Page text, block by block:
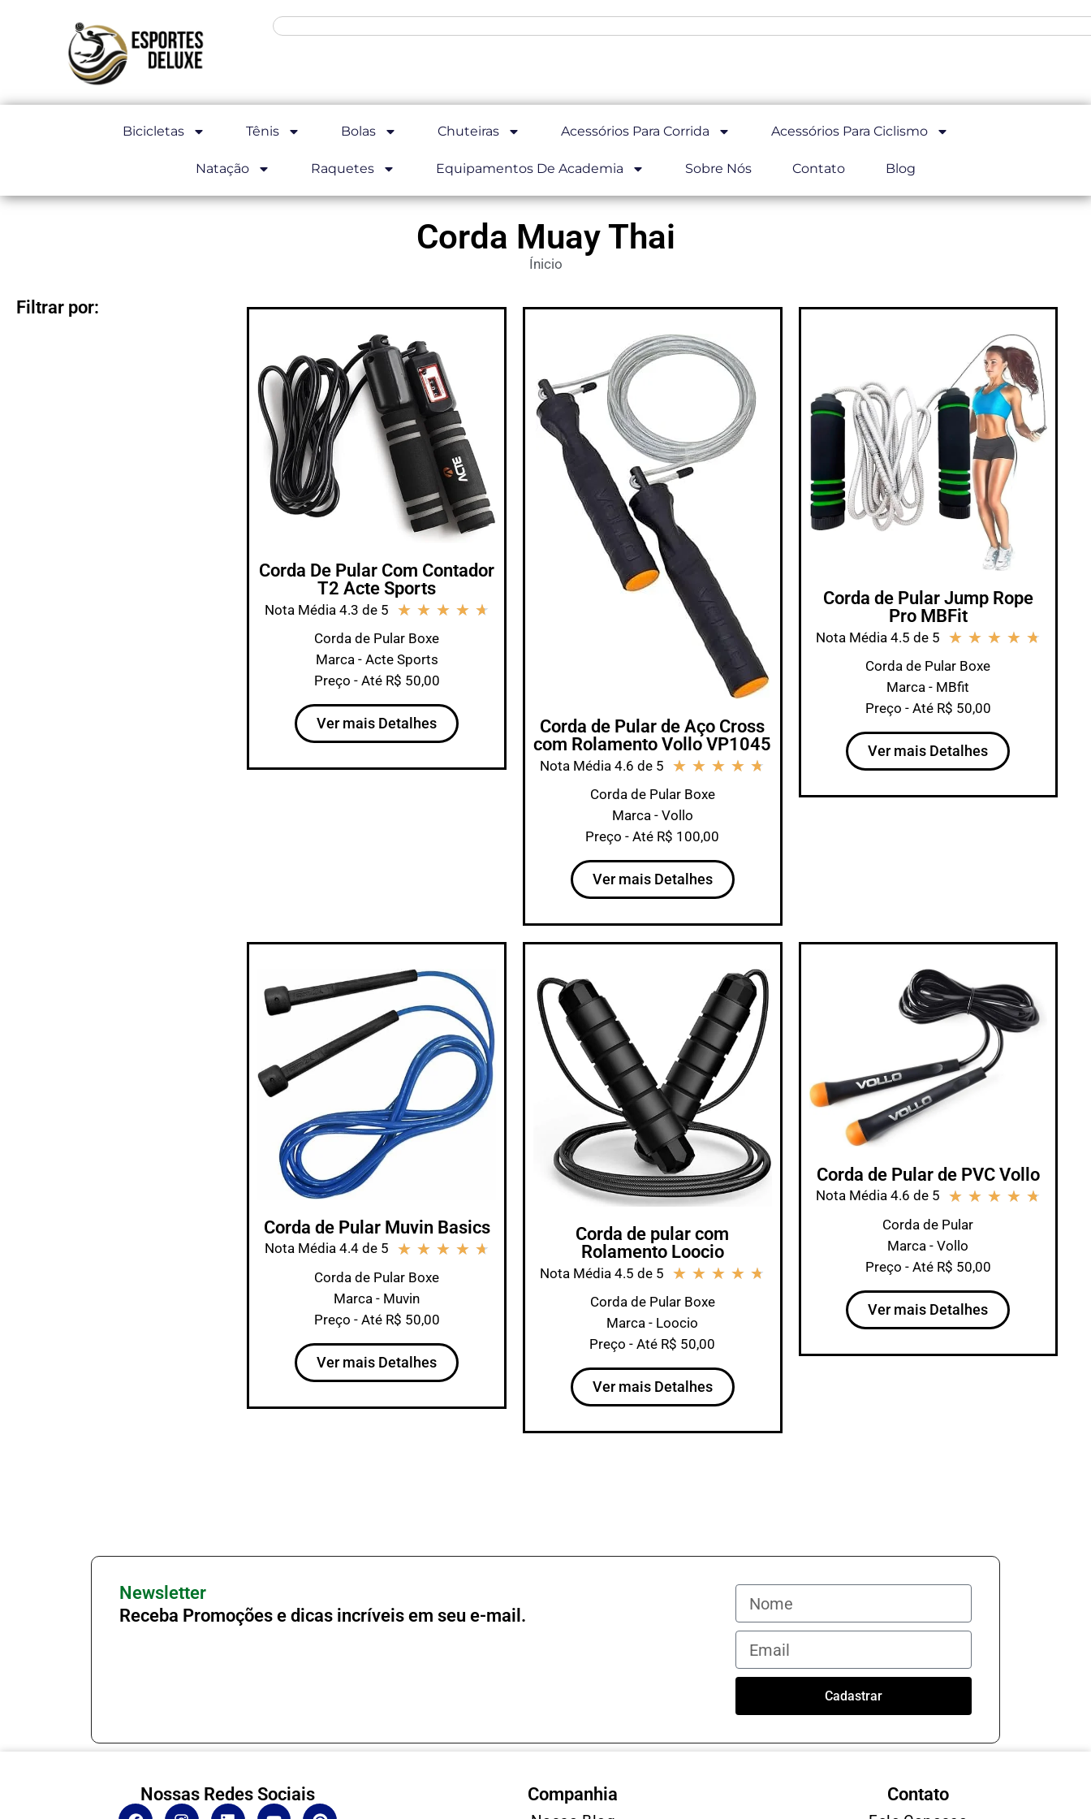
Bicicletas Tênis Bolas Chuteiras Acessórios Para Corrida Acessórios Para Ciclismo
Natação Raquetes Equipamentos De Academia Sobre Nós Contato Blog
Corda Muay Thai
Ínicio
Filtrar por:
Corda De Pular Com Contador
T2 Acte Sports
Nota Média 4.3 de 5 ★ ★ ★ ★ ★
Corda de Pular Boxe
Marca - Acte Sports
Preço - Até R$ 50,00
Ver mais Detalhes
Corda de Pular de Aço Cross
com Rolamento Vollo VP1045
Nota Média 4.6 de 5 ★ ★ ★ ★ ★
Corda de Pular Boxe
Marca - Vollo
Preço - Até R$ 100,00
Ver mais Detalhes
Corda de Pular Jump Rope
Pro MBFit
Nota Média 4.5 de 5 ★ ★ ★ ★ ★
Corda de Pular Boxe
Marca - MBfit
Preço - Até R$ 50,00
Ver mais Detalhes
Corda de Pular Muvin Basics
Nota Média 4.4 de 5 ★ ★ ★ ★ ★
Corda de Pular Boxe
Marca - Muvin
Preço - Até R$ 50,00
Ver mais Detalhes
Corda de pular com
Rolamento Loocio
Nota Média 4.5 de 5 ★ ★ ★ ★ ★
Corda de Pular Boxe
Marca - Loocio
Preço - Até R$ 50,00
Ver mais Detalhes
Corda de Pular de PVC Vollo
Nota Média 4.6 de 5 ★ ★ ★ ★ ★
Corda de Pular
Marca - Vollo
Preço - Até R$ 50,00
Ver mais Detalhes
Newsletter
Receba Promoções e dicas incríveis em seu e-mail.
Cadastrar
Nossas Redes Sociais Companhia Contato